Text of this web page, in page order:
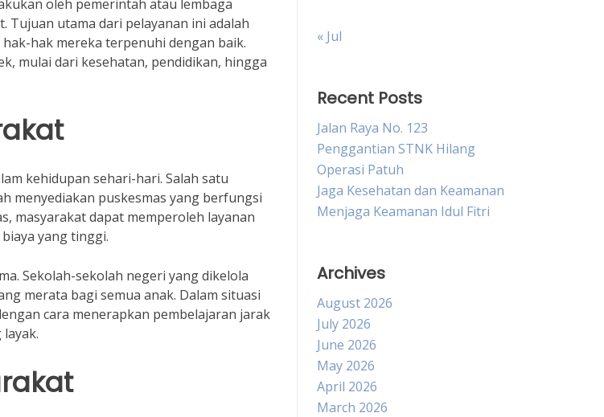
oleh pemerintah atau lembaga
utama dari pelayanan ini adalah
hak mereka terpenuhi dengan baik.
mulai dari kesehatan, pendidikan, hingga
kehidupan sehari-hari. Salah satu
menyediakan puskesmas yang berfungsi
masyarakat dapat memperoleh layanan
yang tinggi.
Sekolah-sekolah negeri yang dikelola
merata bagi semua anak. Dalam situasi
cara menerapkan pembelajaran jarak
« Jul
Recent Posts
Jalan Raya No. 123
Penggantian STNK Hilang
Operasi Patuh
Jaga Kesehatan dan Keamanan
Menjaga Keamanan Idul Fitri
Archives
August 2026
July 2026
June 2026
May 2026
April 2026
March 2026